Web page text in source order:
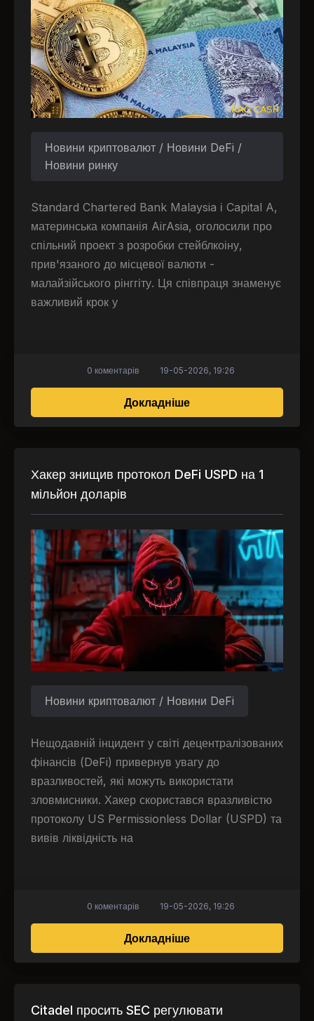
Новини криптовалют / Новини DeFi /
Новини ринку
Standard Chartered Bank Malaysia і Capital A,
материнська компанія AirAsia, оголосили про
спільний проект з розробки стейблкоіну,
прив'язаного до місцевої валюти -
малайзійського рінггіту. Ця співпраця знаменує
важливий крок у
Докладнішепро Standard
0 коментарів 19-05-2026, 19:26
Хакер знищив протокол DeFi USPD на 1
мільйон доларів
Новини криптовалют / Новини DeFi
Нещодавній інцидент у світі децентралізованих
фінансів (DeFi) привернув увагу до
вразливостей, які можуть використати
зловмисники. Хакер скористався вразливістю
протоколу US Permissionless Dollar (USPD) та
вивів ліквідність на
Докладнішепро Хакер знищив
0 коментарів 19-05-2026, 19:26
Citadel просить SEC регулювати